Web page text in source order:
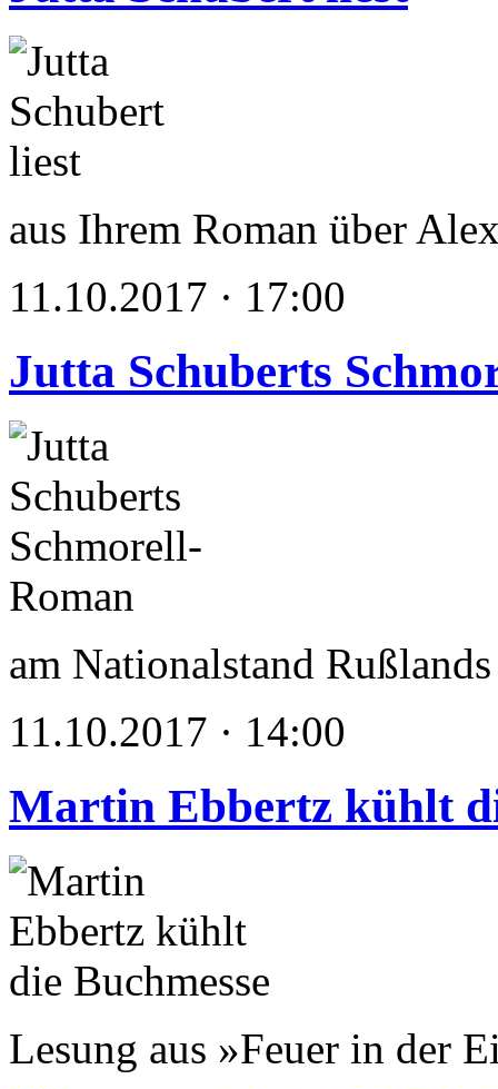
aus Ihrem Roman über
11.10.2017 · 17:00
Jutta Schuberts
am Nationalstand
11.10.2017 · 14:00
Martin Ebbertz kühlt
Lesung aus »Feuer in der